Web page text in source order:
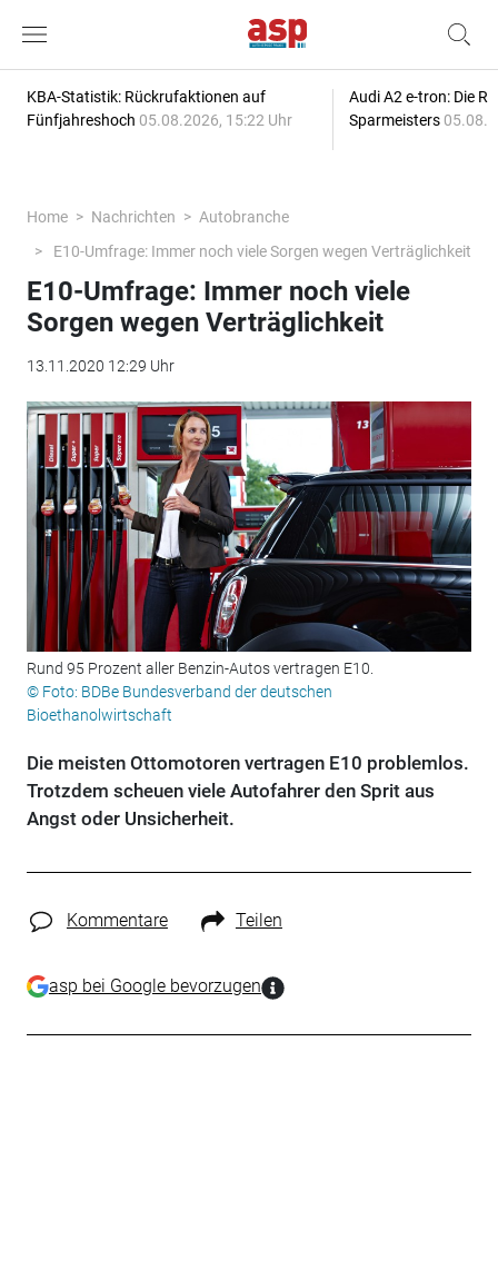
KBA-Statistik: Rückrufaktionen auf
Fünfjahreshoch 05.08.2026, 15:22 Uhr
Audi A2 e-tron: Die
Sparmeisters
Home Nachrichten
Autobranche
E10-Umfrage: Immer noch viele Sorgen wegen Verträglichkeit
E10-Umfrage: Immer noch viele
Sorgen wegen Verträglichkeit
13.11.2020 12:29 Uhr
Rund 95 Prozent aller Benzin-Autos vertragen E10.
© Foto: BDBe Bundesverband der deutschen
Bioethanolwirtschaft
Die meisten Ottomotoren vertragen E10 problemlos.
Trotzdem scheuen viele Autofahrer den Sprit aus
Angst oder Unsicherheit.
Kommentare Teilen
asp bei Google bevorzugen